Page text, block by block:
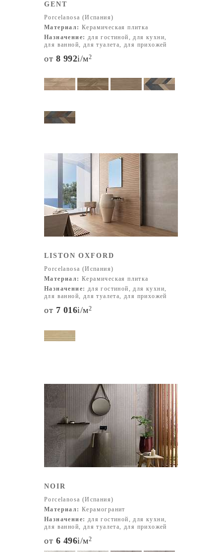
GENT
Porcelanosa (Испания)
Материал: Керамическая плитка
Назначение: для гостиной, для кухни,
для ванной, для туалета, для прихожей
от 8 992i/м2
LISTON OXFORD
Porcelanosa (Испания)
Материал: Керамическая плитка
Назначение: для гостиной, для кухни,
для ванной, для туалета, для прихожей
от 7 016i/м2
NOIR
Porcelanosa (Испания)
Материал: Керамогранит
Назначение: для гостиной, для кухни,
для ванной, для туалета, для прихожей
от 6 496i/м2